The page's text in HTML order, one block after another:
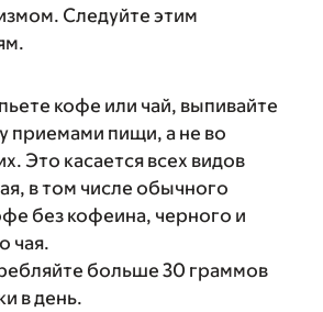
Следуйте этим
кофе или чай, выпивайте
приемами пищи, а не во
Это касается всех видов
в том числе обычного
без кофеина, черного и
чая.
больше 30 граммов
в день.